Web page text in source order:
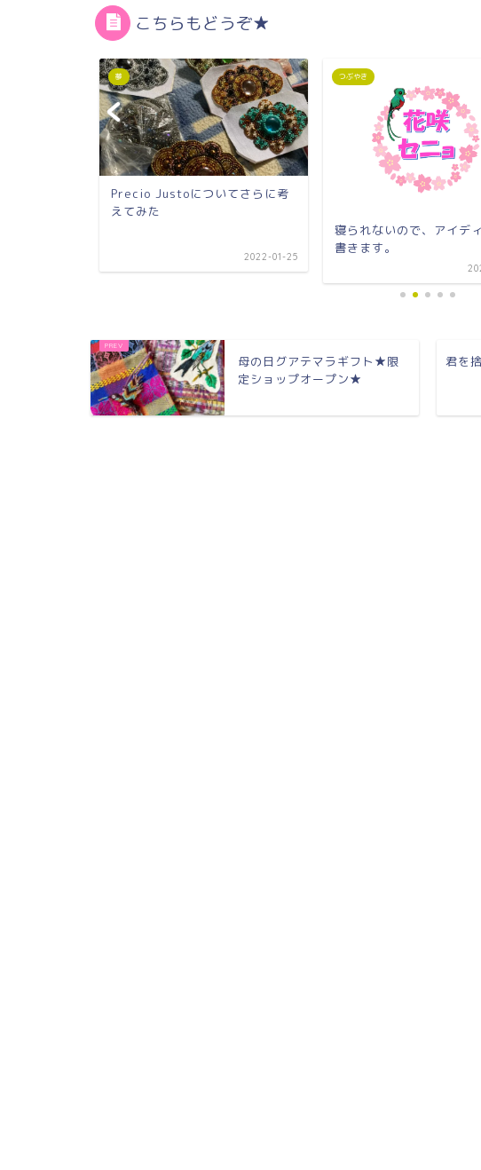
こちらもどうぞ★
夢
Precio Justoについてさらに考
えてみた
2022-01-25
つぶやき
寝られないので、アイデ
書きます。
母の日グアテマラギフト★限
定ショップオープン★
君を